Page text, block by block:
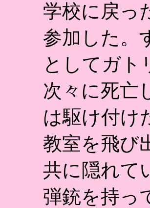
学校に戻っ
参加した。
としてガト
次々に死亡
は駆け付け
教室を飛び
共に隠れて
弾銃を持っ